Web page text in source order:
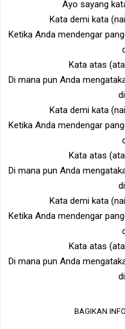
Ayo sayang
Kata demi kata
Ketika Anda mendengar
Kata atas
Di mana pun Anda
Kata demi kata
Ketika Anda mendengar
Kata atas
Di mana pun Anda
Kata demi kata
Ketika Anda mendengar
Kata atas
Di mana pun Anda
BAGIKAN